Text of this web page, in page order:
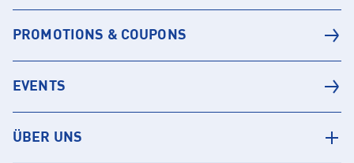
PROMOTIONS & COUPONS
EVENTS
ÜBER UNS